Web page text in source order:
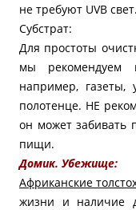
не требуют UVB свет.
Субстрат:
Для простоты
мы рекомендуем
например, газеты,
полотенце. НЕ
он может забивать
пищи.
Домик. Убежище:
Африканские
жизни и наличие